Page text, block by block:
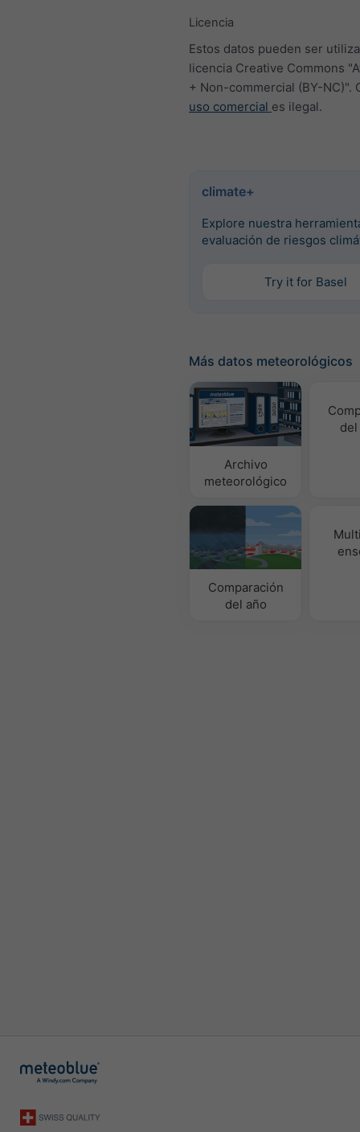
Licencia
Estos datos pueden ser
licencia Creative Commons
+ Non-commercial (BY-NC)".
uso comercial es ilegal.
climate+
Explore nuestra
evaluación de riesgos
Try it for Basel
Más datos meteorológicos
Archivo
meteorológico
Comparación
del año